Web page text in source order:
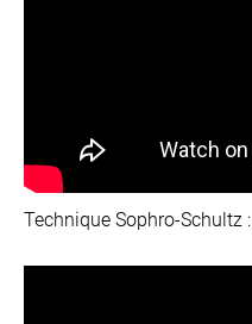
Technique Sophro-Schultz :